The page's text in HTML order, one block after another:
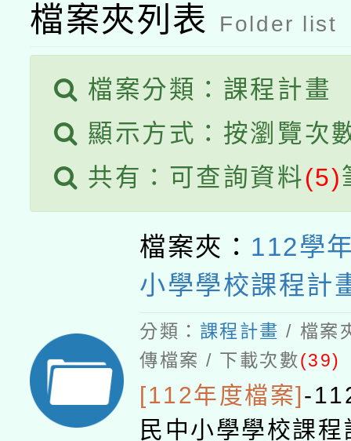
國立臺灣師範大學辦理
年度健康促進學校輔導
業成長研習」實施計畫
檔案夾列表 Folder list
檔案分類：課程計畫
顯示方式：按瀏覽次
共有：可查詢資料(5)
檔案夾： 112學
小學學校課程計
分類： 課程計畫 / 檔案
傳檔案 / 下載次數(39)
[112年度檔案]-
民中小學學校課程